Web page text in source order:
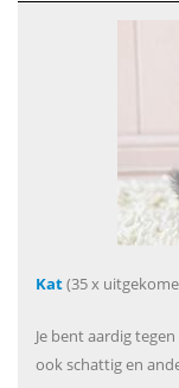
Kat(35 x
Je bent aardig
ook schattig en